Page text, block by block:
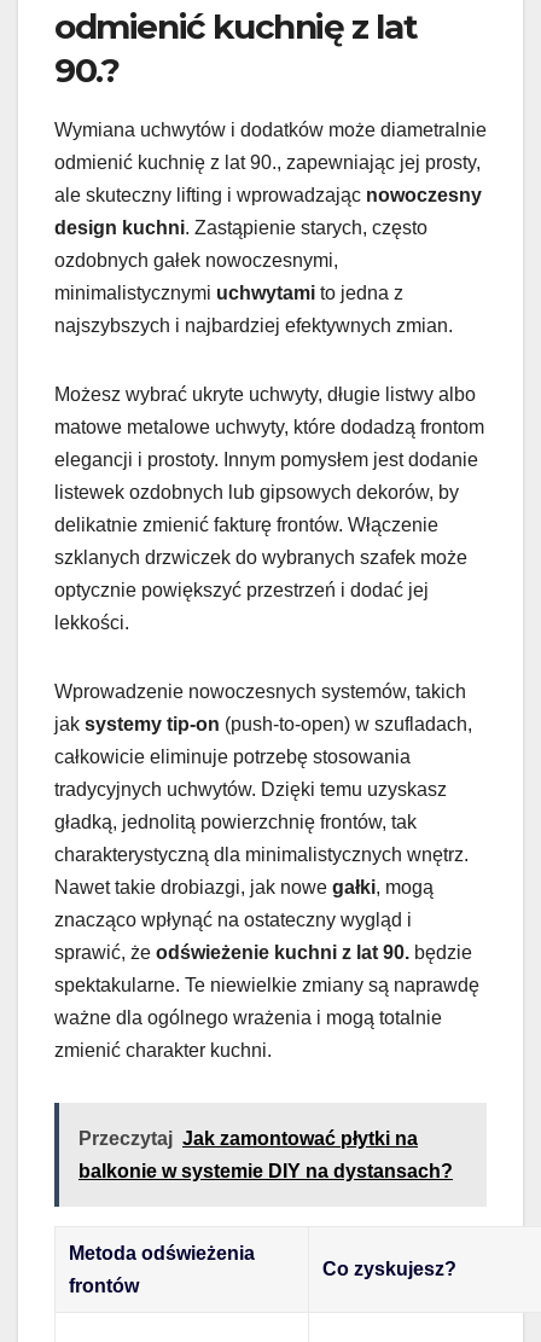
odmienić kuchnię z lat
90.?
Wymiana uchwytów i dodatków może diametralnie
odmienić kuchnię z lat 90., zapewniając jej prosty,
ale skuteczny lifting i wprowadzając nowoczesny
design kuchni. Zastąpienie starych, często
ozdobnych gałek nowoczesnymi,
minimalistycznymi uchwytami to jedna z
najszybszych i najbardziej efektywnych zmian.
Możesz wybrać ukryte uchwyty, długie listwy albo
matowe metalowe uchwyty, które dodadzą frontom
elegancji i prostoty. Innym pomysłem jest dodanie
listewek ozdobnych lub gipsowych dekorów, by
delikatnie zmienić fakturę frontów. Włączenie
szklanych drzwiczek do wybranych szafek może
optycznie powiększyć przestrzeń i dodać jej
lekkości.
Wprowadzenie nowoczesnych systemów, takich
jak systemy tip-on (push-to-open) w szufladach,
całkowicie eliminuje potrzebę stosowania
tradycyjnych uchwytów. Dzięki temu uzyskasz
gładką, jednolitą powierzchnię frontów, tak
charakterystyczną dla minimalistycznych wnętrz.
Nawet takie drobiazgi, jak nowe gałki, mogą
znacząco wpłynąć na ostateczny wygląd i
sprawić, że odświeżenie kuchni z lat 90. będzie
spektakularne. Te niewielkie zmiany są naprawdę
ważne dla ogólnego wrażenia i mogą totalnie
zmienić charakter kuchni.
Przeczytaj Jak zamontować płytki na
balkonie w systemie DIY na dystansach?
Metoda odświeżenia
frontów
Co zyskujesz?